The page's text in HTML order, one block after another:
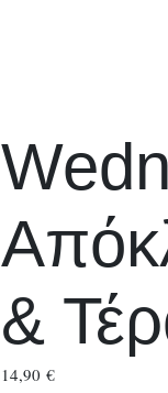
&
14,90€